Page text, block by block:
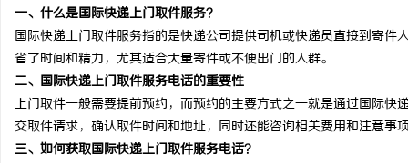
一、什么是国际快递上门取件服务？
国际快递上门取件服务指的是快递公司提供司机或快递员直接到寄
省了时间和精力，尤其适合大量寄件或不便出门的人群。
二、国际快递上门取件服务电话的重要性
上门取件一般需要提前预约，而预约的主要方式之一就是通过国际
交取件请求，确认取件时间和地址，同时还能咨询相关费用和注意
三、如何获取国际快递上门取件服务电话？